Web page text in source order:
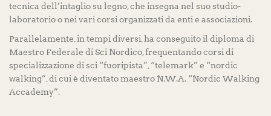
tecnica dell’intaglio su legno, che insegna nel suo studio-
laboratorio o nei vari corsi organizzati da enti e associazioni.
Parallelamente, in tempi diversi, ha conseguito il diploma di
Maestro Federale di Sci Nordico, frequentando corsi di
specializzazione di sci “fuoripista”, “telemark” e “nordic
walking”, di cui è diventato maestro N.W.A. “Nordic Walking
Accademy”.